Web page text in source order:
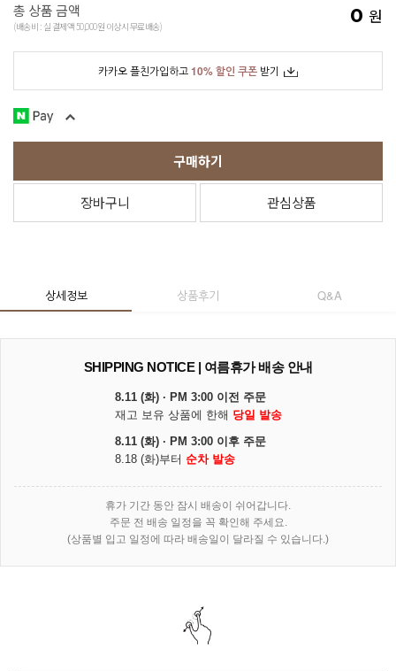
총 상품 금액
(배송비 : 실 결제액 50,000원 이상시 무료배송) 0 원
카카오 플친가입하고10% 할인 쿠폰 받기
구매하기
장바구니 관심상품
상세정보 상품후기 Q&A
SHIPPING NOTICE | 여름휴가 배송 안내
8.11 (화) · PM 3:00 이전 주문
재고 보유 상품에 한해 당일 발송
8.11 (화) · PM 3:00 이후 주문
8.18 (화)부터 순차 발송
휴가 기간 동안 잠시 배송이 쉬어갑니다.
주문 전 배송 일정을 꼭 확인해 주세요.
(상품별 입고 일정에 따라 배송일이 달라질 수 있습니다.)